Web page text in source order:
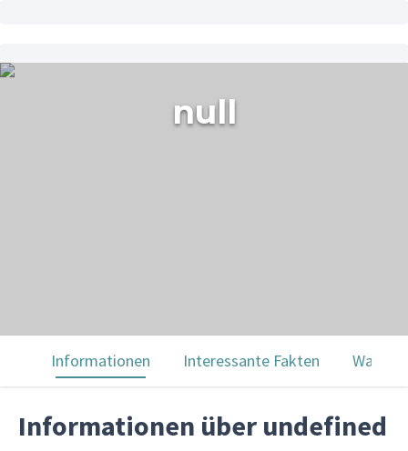
null
Informationen Interessante Fakten Was
Informationen über undefined